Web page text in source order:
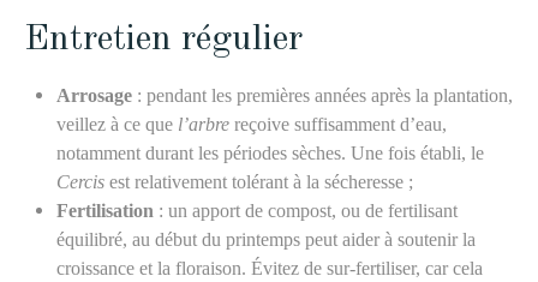
Entretien régulier
Arrosage : pendant les premières années après la plantation,
veillez à ce que l’arbre reçoive suffisamment d’eau,
notamment durant les périodes sèches. Une fois établi, le
Cercis est relativement tolérant à la sécheresse ;
Fertilisation : un apport de compost, ou de fertilisant
équilibré, au début du printemps peut aider à soutenir la
croissance et la floraison. Évitez de sur-fertiliser, car cela